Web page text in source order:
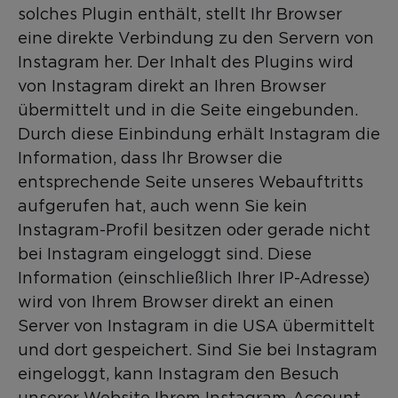
solches Plugin enthält, stellt Ihr Browser
eine direkte Verbindung zu den Servern von
Instagram her. Der Inhalt des Plugins wird
von Instagram direkt an Ihren Browser
übermittelt und in die Seite eingebunden.
Durch diese Einbindung erhält Instagram die
Information, dass Ihr Browser die
entsprechende Seite unseres Webauftritts
aufgerufen hat, auch wenn Sie kein
Instagram-Profil besitzen oder gerade nicht
bei Instagram eingeloggt sind. Diese
Information (einschließlich Ihrer IP-Adresse)
wird von Ihrem Browser direkt an einen
Server von Instagram in die USA übermittelt
und dort gespeichert. Sind Sie bei Instagram
eingeloggt, kann Instagram den Besuch